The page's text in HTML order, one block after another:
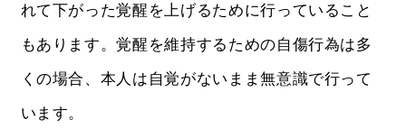
れて下がった覚醒を上げるために行っていること
もあります。覚醒を維持するための自傷行為は多
くの場合、本人は自覚がないまま無意識で行って
います。